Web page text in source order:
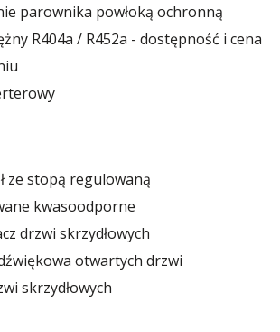
parownika powłoką ochronną
R404a / R452a - dostępność i cena
ze stopą regulowaną
w tym dwa z hamulcem.
kwasoodporne
w zakresie 87 – 97 mm
drzwi skrzydłowych
otwartych drzwi
skrzydłowych